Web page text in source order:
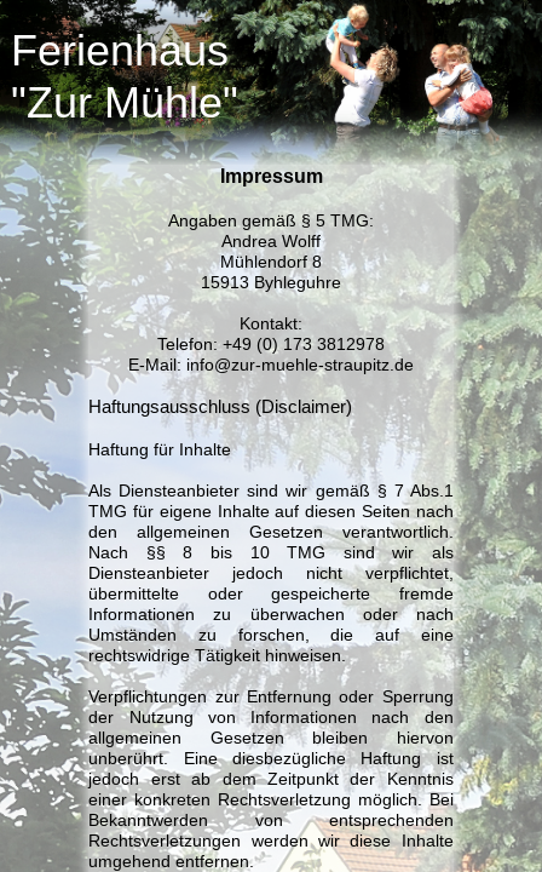
Ferienhaus
"Zur Mühle"
Impressum
Angaben gemäß § 5 TMG:
Andrea Wolff
Mühlendorf 8
15913 Byhleguhre
Kontakt:
Telefon: +49 (0) 173 3812978
E-Mail: info@zur-muehle-straupitz.de
Haftungsausschluss (Disclaimer)
Haftung für Inhalte
Als Diensteanbieter sind wir gemäß § 7 Abs.1
TMG für eigene Inhalte auf diesen Seiten nach
den allgemeinen Gesetzen verantwortlich.
Nach §§ 8 bis 10 TMG sind wir als
Diensteanbieter jedoch nicht verpflichtet,
übermittelte oder gespeicherte fremde
Informationen zu überwachen oder nach
Umständen zu forschen, die auf eine
rechtswidrige Tätigkeit hinweisen.
Verpflichtungen zur Entfernung oder Sperrung
der Nutzung von Informationen nach den
allgemeinen Gesetzen bleiben hiervon
unberührt. Eine diesbezügliche Haftung ist
jedoch erst ab dem Zeitpunkt der Kenntnis
einer konkreten Rechtsverletzung möglich. Bei
Bekanntwerden von entsprechenden
Rechtsverletzungen werden wir diese Inhalte
umgehend entfernen.